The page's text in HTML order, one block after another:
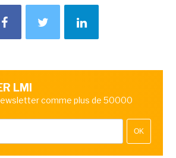
LMI
comme plus de 50000
OK